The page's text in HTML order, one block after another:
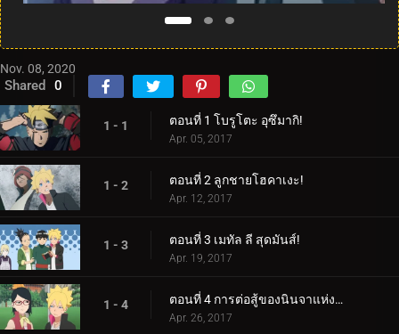
Nov. 08, 2020
Shared 0
1 - 1 ตอนที่ 1 โบรูโตะ อุซึมากิ!
Apr. 05, 2017
1 - 2 ตอนที่ 2 ลูกชายโฮคาเงะ!
Apr. 12, 2017
1 - 3 ตอนที่ 3 เมทัล ลี สุดมันส์!
Apr. 19, 2017
1 - 4 ตอนที่ 4 การต่อสู้ของนินจาแห่งเพศ!
Apr. 26, 2017